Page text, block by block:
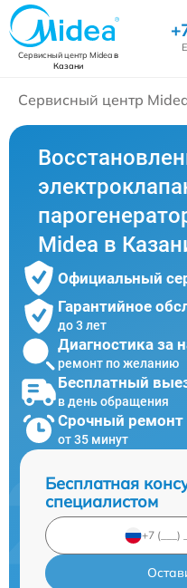
Сервисный центр Mideaв
Казани
Сервисный центр
Midea в
Официальный
Гарантийное
до 3 лет
Диагностика за
ремонт по желанию
Бесплатный
в день обращения
Срочный ремонт
от 35 минут
Бесплатная
специалистом